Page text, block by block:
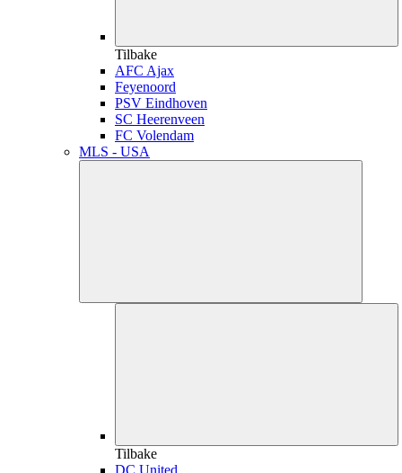
Tilbake
AFC Ajax
Feyenoord
PSV Eindhoven
SC Heerenveen
FC Volendam
MLS - USA
Tilbake
DC United